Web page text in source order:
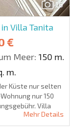
16
Villa Tanita
€
Meer: 150 m.
m.
Küste nur selten
nur 150
Villa
Mehr Details